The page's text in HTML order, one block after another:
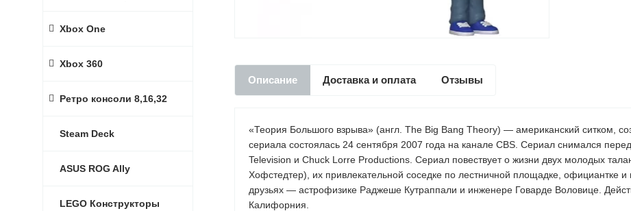
Описание Доставка и оплата Отзывы
«Теория Большого взрыва» (англ. The Big Bang Theory) — американский ситком,
сериала состоялась 24 сентября 2007 года на канале CBS. Сериал снимался
Television и Chuck Lorre Productions. Сериал повествует о жизни двух молодых
Хофстедтер), их привлекательной соседке по лестничной площадке, официантке
друзьях — астрофизике Раджеше Кутраппали и инженере Говарде Воловице.
Калифорния.
Xbox One
Xbox 360
Ретро консоли 8,16,32
Steam Deck
ASUS ROG Ally
LEGO Конструкторы